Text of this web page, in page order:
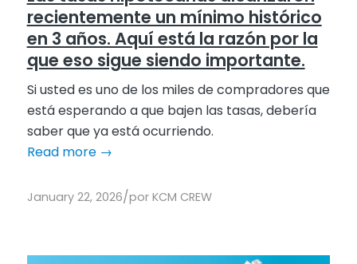
recientemente un mínimo histórico
en 3 años. Aquí está la razón por la
que eso sigue siendo importante.
Si usted es uno de los miles de compradores que
está esperando a que bajen las tasas, debería
saber que ya está ocurriendo.
Read more→
January 22, 2026/por KCM CREW